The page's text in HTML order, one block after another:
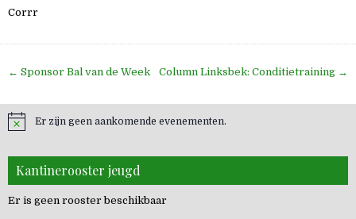
Corrr
Bericht
← Sponsor Bal van de Week Column Linksbek: Conditietraining →
Er zijn geen aankomende evenementen.
Kantinerooster jeugd
Er is geen rooster beschikbaar